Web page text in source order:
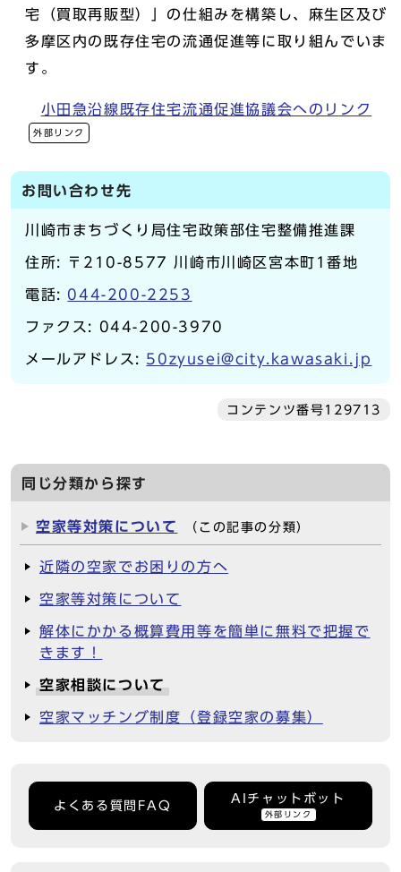
宅（買取再販型）」の仕組みを構築し、麻生区及び
多摩区内の既存住宅の流通促進等に取り組んでいま
す。
小田急沿線既存住宅流通促進協議会へのリンク
外部リンク
お問い合わせ先
川崎市まちづくり局住宅政策部住宅整備推進課
住所: 〒210-8577 川崎市川崎区宮本町1番地
電話: 044-200-2253
ファクス: 044-200-3970
メールアドレス: 50zyusei@city.kawasaki.jp
コンテンツ番号129713
同じ分類から探す
空家等対策について （この記事の分類）
近隣の空家でお困りの方へ
空家等対策について
解体にかかる概算費用等を簡単に無料で把握で
きます！
空家相談について
空家マッチング制度（登録空家の募集）
よくある質問FAQ
AIチャットボット
外部リンク